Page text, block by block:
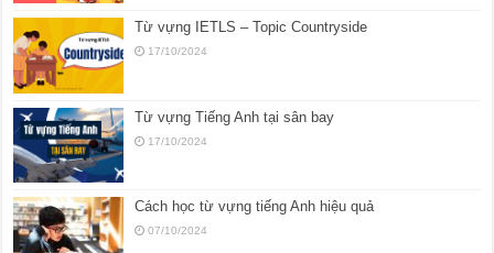
Từ vựng IETLS – Topic Countryside
17/10/2024
Từ vựng Tiếng Anh tại sân bay
17/10/2024
Cách học từ vựng tiếng Anh hiệu quả
07/10/2024